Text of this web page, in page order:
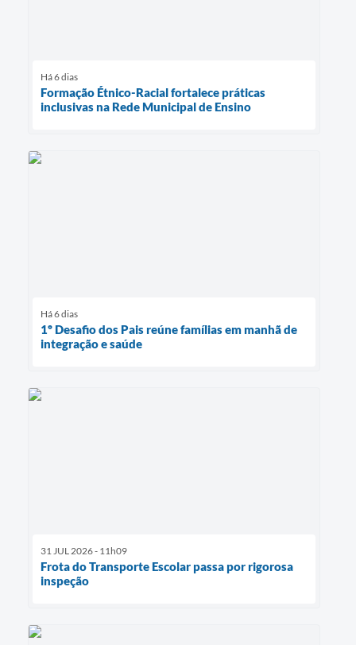
Há 6 dias
Formação Étnico-Racial fortalece práticas
inclusivas na Rede Municipal de Ensino
Há 6 dias
1º Desafio dos Pais reúne famílias em manhã de
integração e saúde
31 JUL 2026 - 11h09
Frota do Transporte Escolar passa por rigorosa
inspeção